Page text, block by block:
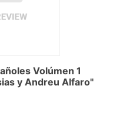
Volúmen 1
y Andreu Alfaro"